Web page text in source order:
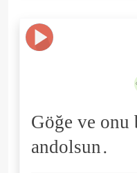
Göğe ve onu
andolsun.